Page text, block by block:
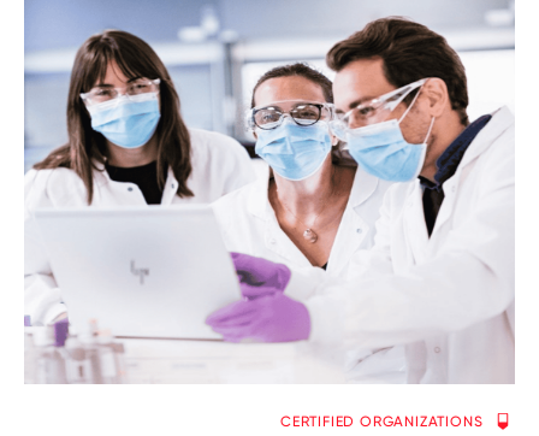
CERTIFIED ORGANIZATIONS